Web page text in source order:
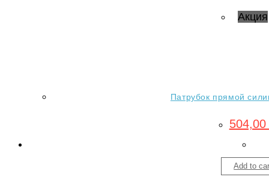
Акция
Патрубок прямой
504,00
Add to